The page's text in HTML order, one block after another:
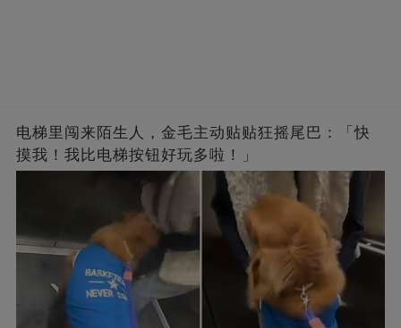
电梯里闯来陌生人，金毛主动贴贴狂摇尾巴：「快
摸我！我比电梯按钮好玩多啦！」